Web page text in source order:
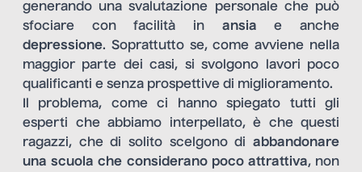
generando una svalutazione personale che può
sfociare con facilità in ansia e anche
depressione. Soprattutto se, come avviene nella
maggior parte dei casi, si svolgono lavori poco
qualificanti e senza prospettive di miglioramento.
Il problema, come ci hanno spiegato tutti gli
esperti che abbiamo interpellato, è che questi
ragazzi, che di solito scelgono di abbandonare
una scuola che considerano poco attrattiva, non